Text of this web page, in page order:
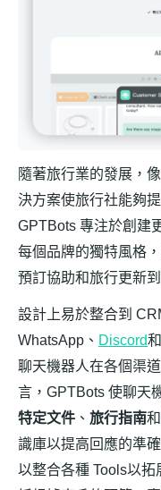
隨著旅行業的發展，
決方案使旅行社能夠
GPTBots 專注於創建
每個品牌的獨特風格
預訂協助和旅行更新
設計上易於整合到
WhatsApp、 Discord和
聊天機器人在各個渠
言，GPTBots 使聊天
特定文件 、 旅行指南和
識庫以提高回應的準
以整合各種 Tools以